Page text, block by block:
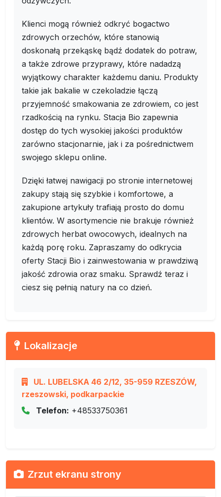
Klienci mogą również odkryć bogactwo
zdrowych orzechów, które stanowią
doskonałą przekąskę bądź dodatek do potraw,
a także zdrowe przyprawy, które nadadzą
wyjątkowy charakter każdemu daniu. Produkty
takie jak bakalie w czekoladzie łączą
przyjemność smakowania ze zdrowiem, co jest
rzadkością na rynku. Stacja Bio zapewnia
dostęp do tych wysokiej jakości produktów
zarówno stacjonarnie, jak i za pośrednictwem
swojego sklepu online.
Dzięki łatwej nawigacji po stronie internetowej
zakupy stają się szybkie i komfortowe, a
zakupione artykuły trafiają prosto do domu
klientów. W asortymencie nie brakuje również
zdrowych herbat owocowych, idealnych na
każdą porę roku. Zapraszamy do odkrycia
oferty Stacji Bio i zainwestowania w prawdziwą
jakość zdrowia oraz smaku. Sprawdź teraz i
ciesz się pełnią natury na co dzień.
Lokalizacje
UL. LUBELSKA 46 2/12, 35-959 RZESZÓW,
rzeszowski, podkarpackie
Telefon: +48533750361
Zrzut ekranu strony